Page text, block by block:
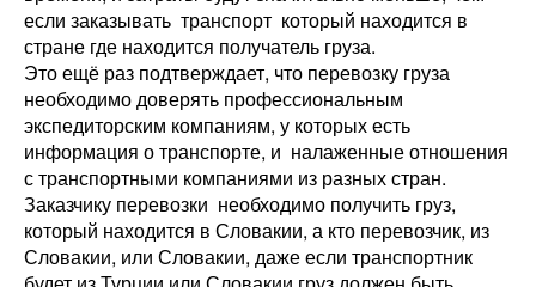
если заказывать транспорт который находится в
стране где находится получатель груза.
Это ещё раз подтверждает, что перевозку груза
необходимо доверять профессиональным
экспедиторским компаниям, у которых есть
информация о транспорте, и налаженные отношения
с транспортными компаниями из разных стран.
Заказчику перевозки необходимо получить груз,
который находится в Словакии, а кто перевозчик, из
Словакии, или Словакии, даже если транспортник